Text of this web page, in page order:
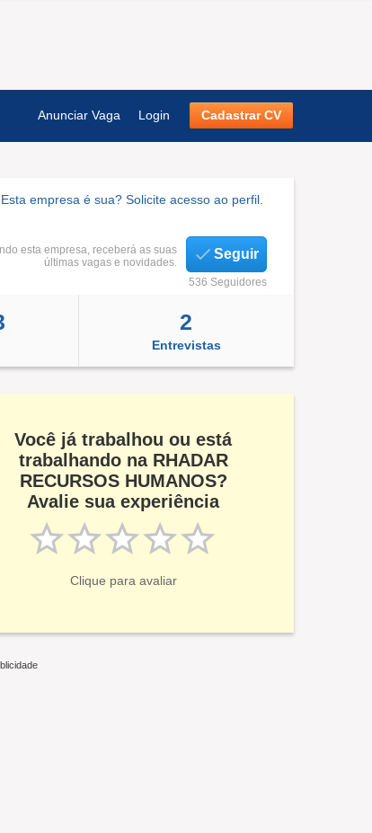
Anunciar Vaga Login Cadastrar CV
Esta empresa é sua? Solicite acesso ao perfil.
esta empresa, receberá as suas
últimas vagas e novidades.
Seguir
536 Seguidores
2
Entrevistas
Você já trabalhou ou está
trabalhando na RHADAR
RECURSOS HUMANOS?
Avalie sua experiência
Clique para avaliar